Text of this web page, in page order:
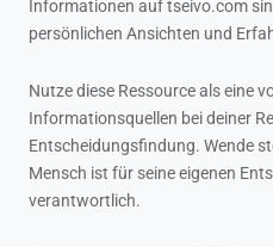
Informationen auf tseivo.com
persönlichen Ansichten und
Nutze diese Ressource als eine
Informationsquellen bei deiner
Entscheidungsfindung. Wende
Mensch ist für seine eigenen
verantwortlich.